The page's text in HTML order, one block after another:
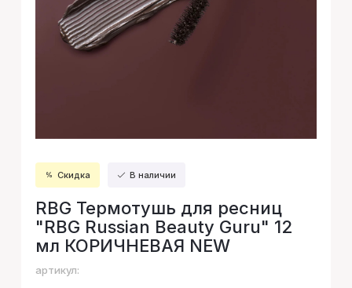
Скидка В наличии
RBG Термотушь для ресниц
"RBG Russian Beauty Guru" 12
мл КОРИЧНЕВАЯ NEW
артикул: